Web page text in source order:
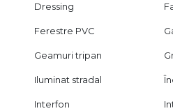
Dressing
Ferestre PVC
Geamuri tripan
Iluminat stradal
Interfon